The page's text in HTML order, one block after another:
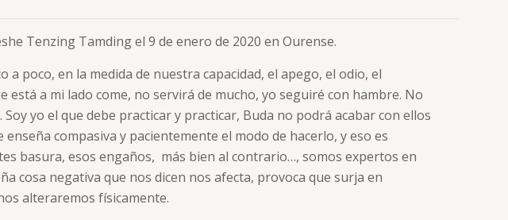
Tenzing Tamding el 9 de enero de 2020 en Ourense.
poco, en la medida de nuestra capacidad, el apego, el odio, el
a mi lado come, no servirá de mucho, yo seguiré con hambre. No
yo el que debe practicar y practicar, Buda no podrá acabar con ellos
compasiva y pacientemente el modo de hacerlo, y eso es
basura, esos engaños, más bien al contrario…, somos expertos en
cosa negativa que nos dicen nos afecta, provoca que surja en
alteraremos físicamente.